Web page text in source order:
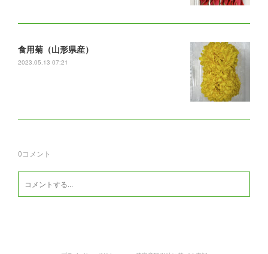
食用菊（山形県産）
2023.05.13 07:21
0コメント